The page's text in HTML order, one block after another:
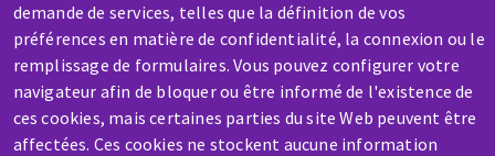
demande de services, telles que la définition de vos
préférences en matière de confidentialité, la connexion ou le
remplissage de formulaires. Vous pouvez configurer votre
navigateur afin de bloquer ou être informé de l'existence de
ces cookies, mais certaines parties du site Web peuvent être
affectées. Ces cookies ne stockent aucune information
Contactez-nous